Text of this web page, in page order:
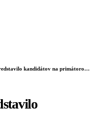
na primátorov a starostov v Bratislavskom kraji